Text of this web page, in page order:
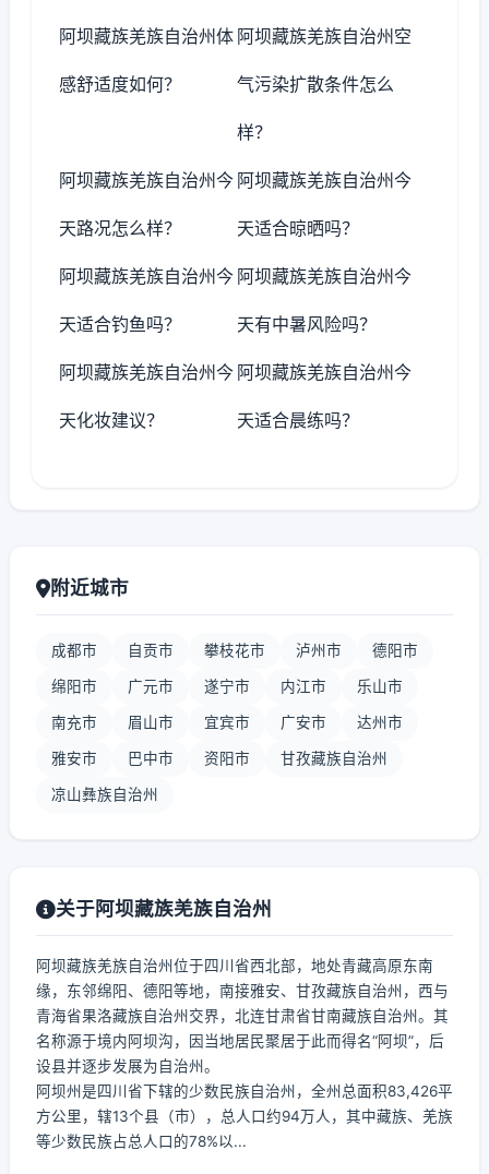
阿坝藏族羌族自治州体
感舒适度如何？
阿坝藏族羌族自治州空
气污染扩散条件怎么
样？
阿坝藏族羌族自治州今
天路况怎么样？
阿坝藏族羌族自治州今
天适合晾晒吗？
阿坝藏族羌族自治州今
天适合钓鱼吗？
阿坝藏族羌族自治州今
天有中暑风险吗？
阿坝藏族羌族自治州今
天化妆建议？
阿坝藏族羌族自治州今
天适合晨练吗？
附近城市
成都市 自贡市 攀枝花市 泸州市 德阳市
绵阳市 广元市 遂宁市 内江市 乐山市
南充市 眉山市 宜宾市 广安市 达州市
雅安市 巴中市 资阳市 甘孜藏族自治州
凉山彝族自治州
关于阿坝藏族羌族自治州
阿坝藏族羌族自治州位于四川省西北部，地处青藏高原东南
缘，东邻绵阳、德阳等地，南接雅安、甘孜藏族自治州，西与
青海省果洛藏族自治州交界，北连甘肃省甘南藏族自治州。其
名称源于境内阿坝沟，因当地居民聚居于此而得名“阿坝”，后
设县并逐步发展为自治州。
阿坝州是四川省下辖的少数民族自治州，全州总面积83,426平
方公里，辖13个县（市），总人口约94万人，其中藏族、羌族
等少数民族占总人口的78%以...